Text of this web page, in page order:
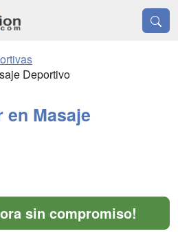
Deportivo
Masaje
sin compromiso!